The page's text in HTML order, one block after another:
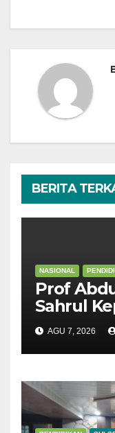
BERITA
NASIONAL
Prof
Sahrul
AGU 7, 2026